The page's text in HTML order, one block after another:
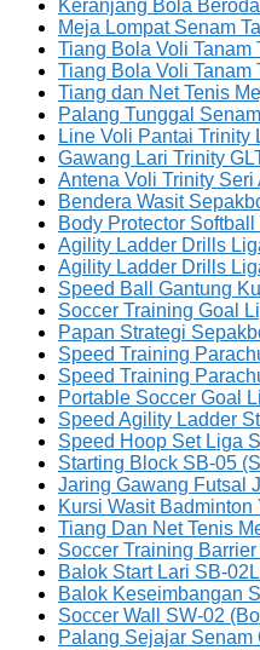
Keranjang Bola
Meja Lompat Senam
Tiang Bola Voli Tanam
Tiang Bola Voli Tanam
Tiang dan Net Tenis
Palang Tunggal
Line Voli Pantai Trinity
Gawang Lari Trinity
Antena Voli Trinity Seri
Bendera Wasit
Body Protector
Agility Ladder Drills
Agility Ladder Drills
Speed Ball Gantung
Soccer Training Goal
Papan Strategi
Speed Training
Speed Training
Portable Soccer Goal
Speed Agility Ladder
Speed Hoop Set Liga
Starting Block SB-05
Jaring Gawang Futsal
Kursi Wasit Badminton
Tiang Dan Net Tenis
Soccer Training
Balok Start Lari SB-
Balok Keseimbangan
Soccer Wall SW-02
Palang Sejajar Senam